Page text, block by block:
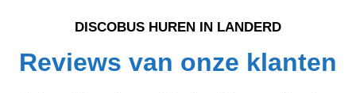
DISCOBUS HUREN IN LANDERD
Reviews van onze klanten